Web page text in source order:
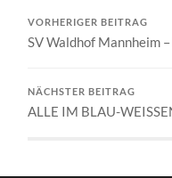
VORHERIGER BEITRAG
SV Waldhof Mannheim
NÄCHSTER BEITRAG
ALLE IM BLAU-